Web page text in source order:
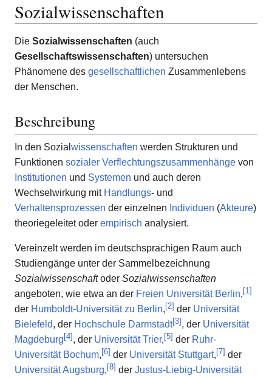
Sozialwissenschaften
Die Sozialwissenschaften (auch
Gesellschaftswissenschaften) untersuchen
Phänomene des gesellschaftlichen Zusammenlebens
der Menschen.
Beschreibung
In den Sozial wissenschaften werden Strukturen und
Funktionen sozialer Verflechtungszusammenhänge von
Institutionen und Systemen und auch deren
Wechselwirkung mit Handlungs- und
Verhaltensprozessen der einzelnen Individuen (Akteure)
theoriegeleitet oder empirisch analysiert.
Vereinzelt werden im deutschsprachigen Raum auch
Studiengänge unter der Sammelbezeichnung
Sozialwissenschaftoder Sozialwissenschaften
angeboten, wie etwa an der Freien Universität Berlin, [1 ]
der Humboldt-Universität zu Berlin, [2] der Universität
Bielefeld, der Hochschule Darmstadt[3] , der Universität
Magdeburg [4] , der Universität Trier, [5] der Ruhr-
Universität Bochum, [6] der Universität Stuttgart, [7] der
Universität Augsburg, [8] der Justus-Liebig-Universität